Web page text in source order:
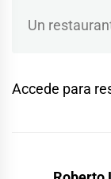
Un
Accede para